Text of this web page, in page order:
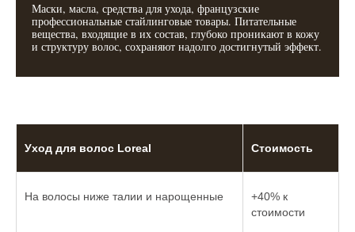
Маски, масла, средства для ухода, французские
профессиональные стайлинговые товары. Питательные
вещества, входящие в их состав, глубоко проникают в кожу
и структуру волос, сохраняют надолго достигнутый эффект.
Уход для волос Loreal Стоимость
На волосы ниже талии и нарощенные
+40% к
стоимости